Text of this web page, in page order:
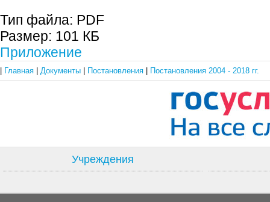
Тип файла: PDF
Размер: 101 КБ
Приложение
Главная Документы Постановления Постановления 2004 - 2018 гг.
Учреждения